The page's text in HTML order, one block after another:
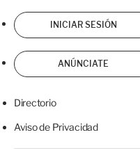
INICIAR SESIÓN
ANÚNCIATE
Directorio
Aviso de Privacidad